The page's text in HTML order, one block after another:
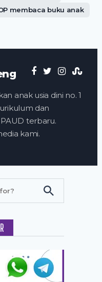
membaca buku anak
anak usia dini no. 1
dan
terbaru.
kami.